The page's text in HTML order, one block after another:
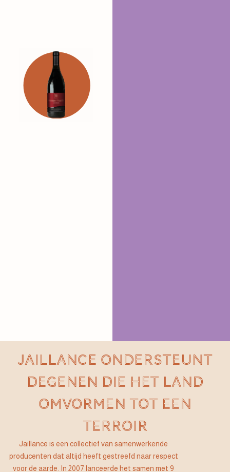
JAILLANCE ONDERSTEUNT
DEGENEN DIE HET LAND
OMVORMEN TOT EEN
TERROIR
Jaillance is een collectief van samenwerkende
producenten dat altijd heeft gestreefd naar respect
voor de aarde. In 2007 lanceerde het samen met 9